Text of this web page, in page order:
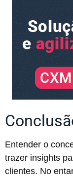
Entender o
trazer insights
clientes. No